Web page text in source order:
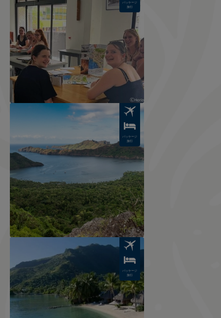
パッケージ
旅行
パッケージ
旅行
パッケージ
旅行